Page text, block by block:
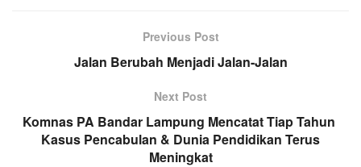
Previous Post
Jalan Berubah Menjadi Jalan-Jalan
Next Post
Komnas PA Bandar Lampung Mencatat Tiap Tahun
Kasus Pencabulan & Dunia Pendidikan Terus
Meningkat